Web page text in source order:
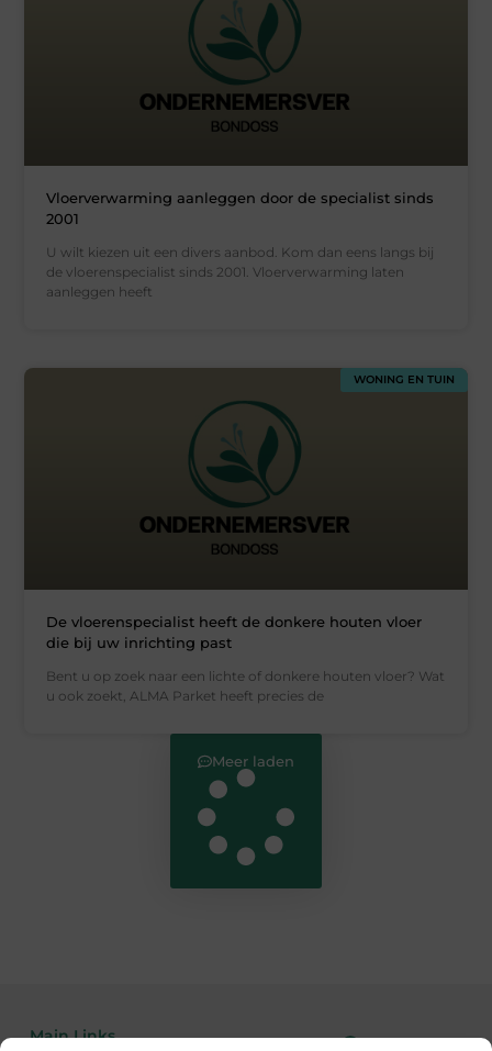
Vloerverwarming aanleggen door de specialist sinds
2001
U wilt kiezen uit een divers aanbod. Kom dan eens langs bij
de vloerenspecialist sinds 2001. Vloerverwarming laten
aanleggen heeft
WONING EN TUIN
De vloerenspecialist heeft de donkere houten vloer
die bij uw inrichting past
Bent u op zoek naar een lichte of donkere houten vloer? Wat
u ook zoekt, ALMA Parket heeft precies de
Meer laden
Main Links